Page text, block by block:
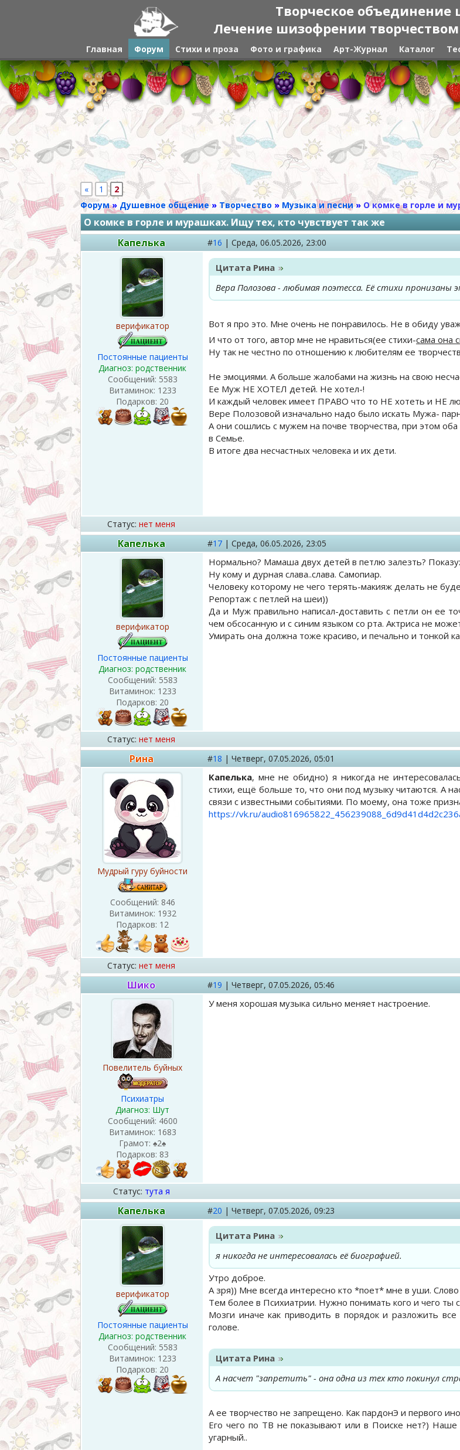
Творческое
Лечение шизофрении
Главная Форум Стихи и проза Фото и графика Арт-Журнал Каталог
« 1
2
Форум » Душевное общение » Творчество » Музыка и песни » О комке в горле и
О комке в горле и мурашках. Ищу тех, кто чувствует так же
Капелька
#16 | Среда, 06.05.2026, 23:00
верификатор
Постоянные пациенты
Диагноз: родственник
Сообщений: 5583
Витаминок: 1233
Подарков: 20
Цитата Рина
Вера Полозова - любимая поэтесса. Её стихи пронизаны
Вот я про это. Мне очень не понравилось. Не в обиду
И что от того, автор мне не нравиться(ее стихи-сама она
Ну так не честно по отношению к любителям ее
Не эмоциями. А больше жалобами на жизнь на свою
Ее Муж НЕ ХОТЕЛ детей. Не хотел-!
И каждый человек имеет ПРАВО что то НЕ хотеть и НЕ
Вере Полозовой изначально надо было искать Мужа-
А они сошлись с мужем на почве творчества, при этом
в Семье.
В итоге два несчастных человека и их дети.
Статус: нет меня
Капелька #17 | Среда, 06.05.2026, 23:05
верификатор
Постоянные пациенты
Диагноз: родственник
Сообщений: 5583
Витаминок: 1233
Подарков: 20
Нормально? Мамаша двух детей в петлю залезть?
Ну кому и дурная слава..слава. Самопиар.
Человеку которому не чего терять-макияж делать не
Репортаж с петлей на шеи))
Да и Муж правильно написал-доставить с петли он ее
чем обсосанную и с синим языком со рта. Актриса не
Умирать она должна тоже красиво, и печально и тонкой
Статус: нет меня
Рина #18 | Четверг, 07.05.2026, 05:01
Мудрый гуру буйности
Сообщений: 846
Витаминок: 1932
Подарков: 12
Капелька, мне не обидно) я никогда не
стихи, ещё больше то, что они под музыку читаются. А
связи с известными событиями. По моему, она тоже
https://vk.ru/
Статус: нет меня
Шико #19 | Четверг, 07.05.2026, 05:46
Повелитель буйных
Психиатры
Диагноз: Шут
Сообщений: 4600
Витаминок: 1683
Грамот: ♠2♠
Подарков: 83
У меня хорошая музыка сильно меняет настроение.
Статус: тута я
Капелька #20 | Четверг, 07.05.2026, 09:23
верификатор
Постоянные пациенты
Диагноз: родственник
Сообщений: 5583
Витаминок: 1233
Подарков: 20
Цитата Рина
я никогда не интересовалась её биографией.
Утро доброе.
А зря)) Мне всегда интересно кто *поет* мне в уши.
Тем более в Психиатрии. Нужно понимать кого и чего ты
Мозги иначе как приводить в порядок и разложить
голове.
Цитата Рина
А насчет "запретить" - она одна из тех кто покинул
А ее творчество не запрещено. Как пардонЭ и первого
Его чего по ТВ не показывают или в Поиске нет?)
угарный..